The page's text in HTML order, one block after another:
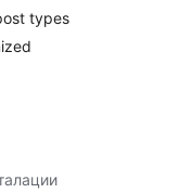
types